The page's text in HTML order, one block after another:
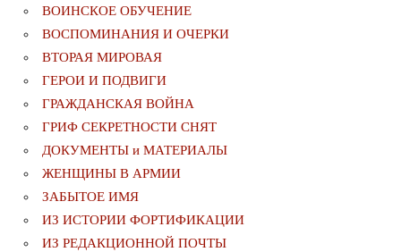
ВОИНСКОЕ ОБУЧЕНИЕ
ВОСПОМИНАНИЯ И ОЧЕРКИ
ВТОРАЯ МИРОВАЯ
ГЕРОИ И ПОДВИГИ
ГРАЖДАНСКАЯ ВОЙНА
ГРИФ СЕКРЕТНОСТИ СНЯТ
ДОКУМЕНТЫ и МАТЕРИАЛЫ
ЖЕНЩИНЫ В АРМИИ
ЗАБЫТОЕ ИМЯ
ИЗ ИСТОРИИ ФОРТИФИКАЦИИ
ИЗ РЕДАКЦИОННОЙ ПОЧТЫ